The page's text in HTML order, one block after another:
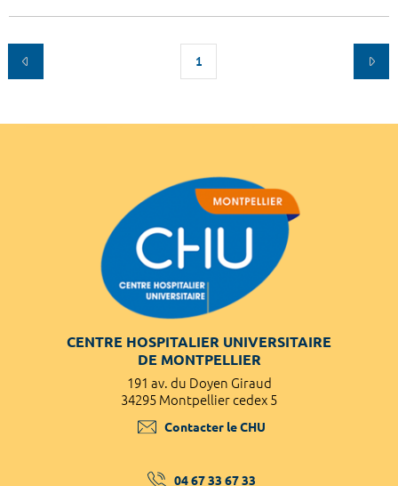
1
CENTRE HOSPITALIER UNIVERSITAIRE
DE MONTPELLIER
191 av. du Doyen Giraud
34295 Montpellier cedex 5
Contacter le CHU
04 67 33 67 33